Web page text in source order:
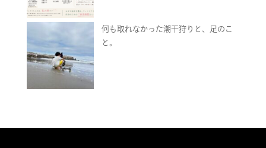
何も取れなかった潮干狩りと、足のこ
と。